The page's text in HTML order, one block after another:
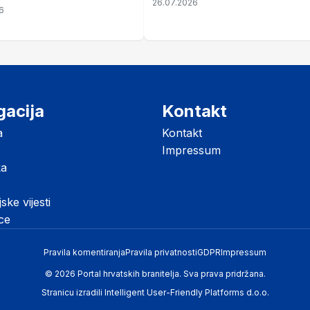
mir
26.07.2026
vijesti
Kontakt
Kontakt
Impressum
Pravila komentiranjaPravila privatnostiGDPRImpressum
© 2026 Portal hrvatskih branitelja. Sva prava pridržana.
Stranicu izradili Intelligent User-Friendly Platforms d.o.o.